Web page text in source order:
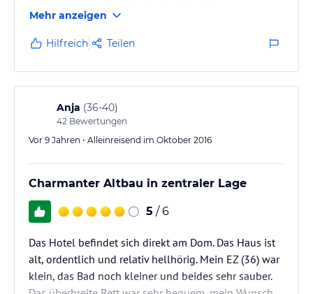
übersichtlich, aufgebackene Brötchen.
Mehr anzeigen
Hilfreich Teilen
Anja (36-40)
42 Bewertungen
Vor 9 Jahren • Alleinreisend im Oktober 2016
Charmanter Altbau in zentraler Lage
5 / 6
Das Hotel befindet sich direkt am Dom. Das Haus ist
alt, ordentlich und relativ hellhörig. Mein EZ (36) war
klein, das Bad noch kleiner und beides sehr sauber.